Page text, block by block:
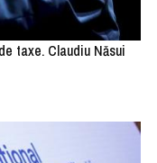
taxe. Claudiu Năsui